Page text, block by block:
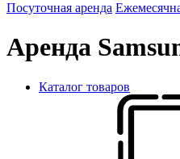
Посуточная аренда
Аренда
Каталог товаров